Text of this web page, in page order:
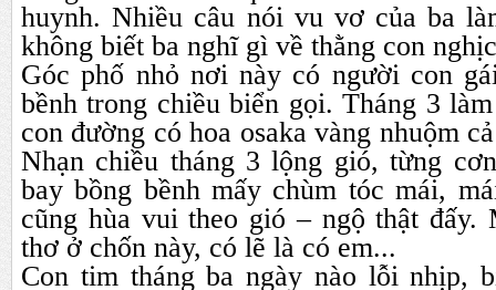
huynh. Nhiều câu nói vu vơ của ba
không biết ba nghĩ gì về thằng con
Góc phố nhỏ nơi này có người con
bềnh trong chiều biển gọi. Tháng 3
con đường có hoa osaka vàng nhuộm
Nhạn chiều tháng 3 lộng gió, từng
bay bồng bềnh mấy chùm tóc mái,
cũng hùa vui theo gió – ngộ thật đấy.
thơ ở chốn này, có lẽ là có em...
Con tim tháng ba ngày nào lỗi nhịp,